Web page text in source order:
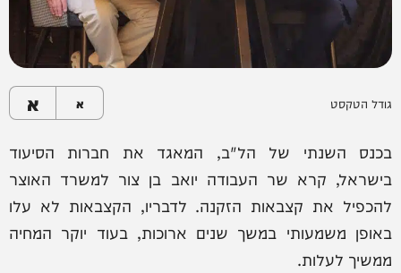
גודל הטקסט א א
בכנס השנתי של הל"ב, המאגד את חברות הסיעוד
בישראל, קרא שר העבודה יואב בן צור למשרד האוצר
להכפיל את קצבאות הזקנה. לדבריו, הקצבאות לא עלו
באופן משמעותי במשך שנים ארוכות, בעוד יוקר המחיה
ממשיך לעלות.